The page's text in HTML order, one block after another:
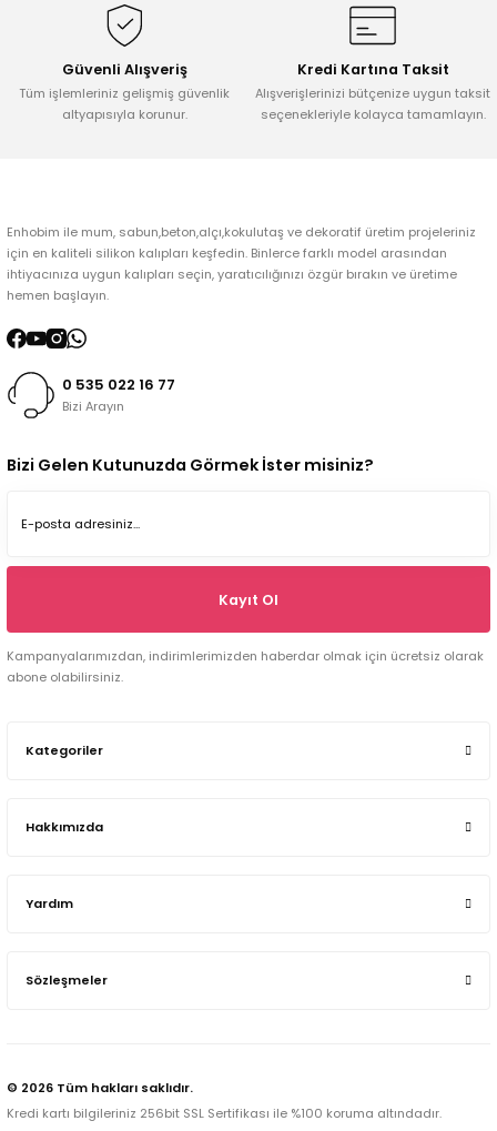
Ürün fiyatı diğer sitelerden daha pahalı.
Bu ürüne benzer farklı alternatifler olmalı.
Güvenli Alışveriş
Tüm işlemleriniz gelişmiş güvenlik
altyapısıyla korunur.
Kredi Kartına Taksit
Alışverişlerinizi bütçenize uygun taksit
seçenekleriyle kolayca tamamlayın.
Enhobim ile mum, sabun,beton,alçı,kokulutaş ve dekoratif üretim projeleriniz
için en kaliteli silikon kalıpları keşfedin. Binlerce farklı model arasından
ihtiyacınıza uygun kalıpları seçin, yaratıcılığınızı özgür bırakın ve üretime
hemen başlayın.
0 535 022 16 77
Bizi Arayın
Kategoriler
Hakkımızda
Yardım
Sözleşmeler
Bizi Gelen Kutunuzda Görmek İster misiniz?
Kayıt Ol
Kampanyalarımızdan, indirimlerimizden haberdar olmak için ücretsiz olarak
abone olabilirsiniz.
© 2026 Tüm hakları saklıdır.
Kredi kartı bilgileriniz 256bit SSL Sertifikası ile %100 koruma altındadır.